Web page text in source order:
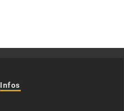
Infos